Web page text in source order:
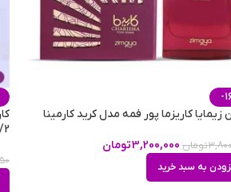
-
زیمایا کاریزما پور فمه مدل کرید کارمینا
تومان 3,200,000تومان
به سبد خرید
2